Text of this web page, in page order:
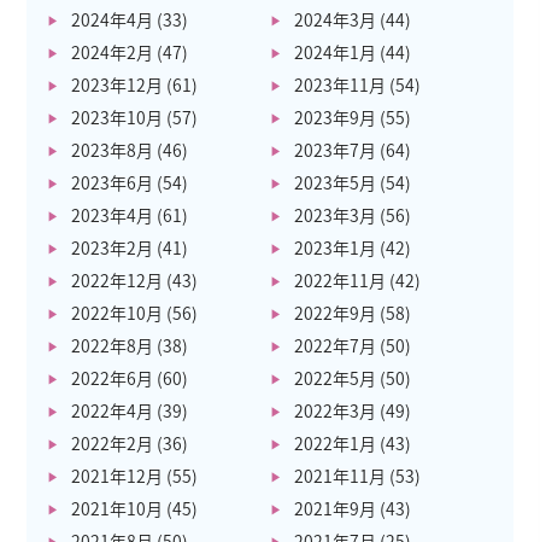
2024年4月 (33) 2024年3月 (44)
2024年2月 (47) 2024年1月 (44)
2023年12月 (61) 2023年11月 (54)
2023年10月 (57) 2023年9月 (55)
2023年8月 (46) 2023年7月 (64)
2023年6月 (54) 2023年5月 (54)
2023年4月 (61) 2023年3月 (56)
2023年2月 (41) 2023年1月 (42)
2022年12月 (43) 2022年11月 (42)
2022年10月 (56) 2022年9月 (58)
2022年8月 (38) 2022年7月 (50)
2022年6月 (60) 2022年5月 (50)
2022年4月 (39) 2022年3月 (49)
2022年2月 (36) 2022年1月 (43)
2021年12月 (55) 2021年11月 (53)
2021年10月 (45) 2021年9月 (43)